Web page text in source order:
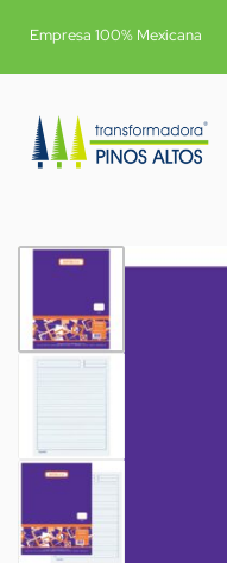
Empresa 100% Mexicana